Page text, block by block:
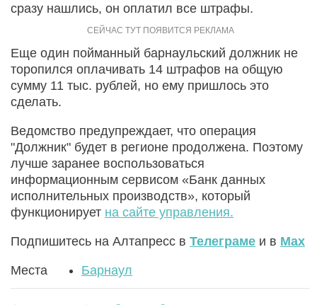
сразу нашлись, он оплатил все штрафы.
Еще один пойманный барнаульский должник не
торопился оплачивать 14 штрафов на общую
сумму 11 тыс. рублей, но ему пришлось это
сделать.
Ведомство предупреждает, что операция
"Должник" будет в регионе продолжена. Поэтому
лучше заранее воспользоваться
информационным сервисом «Банк данных
исполнительных производств», который
функционирует на сайте управления.
Подпишитесь на Алтапресс в Телеграме и в Max
Места Барнаул